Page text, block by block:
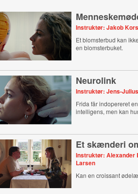
Instruktør: Jakob
Et blomsterbud kan
en blomsterbuket.
Neurolink
Instruktør: Jens-
Frida får indopereret
intelligens, men kan
Et skænderi
Instruktør: Alexander
Larsen
Kan en croissant